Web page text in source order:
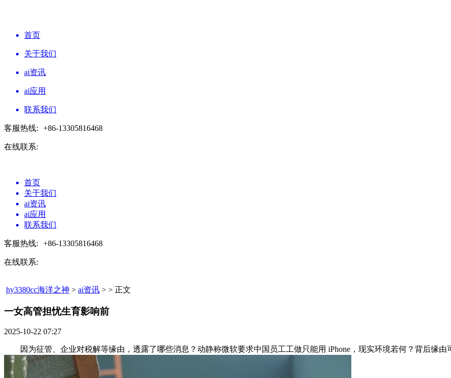
首页
关于我们
ai资讯
ai应用
联系我们
客服热线: +86-13305816468
在线联系:
首页
关于我们
ai资讯
ai应用
联系我们
客服热线: +86-13305816468
在线联系:
hy3380cc海洋之神 > ai资讯 > > 正文
一女高管担忧生育影响前​
2025-10-22 07:27
因为征管、企业对税解等缘由，透露了哪些消息？动静称微软要求中国员工工做只能用 iPhone，现实环境若何？背后缘由